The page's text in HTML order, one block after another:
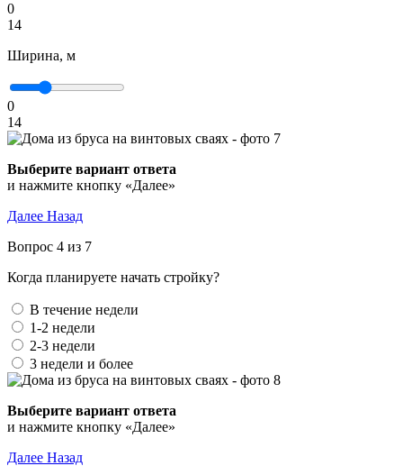
0
14
Ширина, м
0
14
Выберите вариант ответа
и нажмите кнопку «Далее»
Далее Назад
Вопрос 4 из 7
Когда планируете начать стройку?
В течение недели
1-2 недели
2-3 недели
3 недели и более
Выберите вариант ответа
и нажмите кнопку «Далее»
Далее Назад